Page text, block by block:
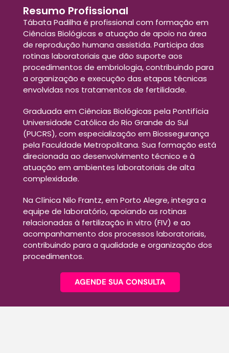
Resumo Profissional
Tábata Padilha é profissional com formação em
Ciências Biológicas e atuação de apoio na área
de reprodução humana assistida. Participa das
rotinas laboratoriais que dão suporte aos
procedimentos de embriologia, contribuindo para
a organização e execução das etapas técnicas
envolvidas nos tratamentos de fertilidade.
Graduada em Ciências Biológicas pela Pontifícia
Universidade Católica do Rio Grande do Sul
(PUCRS), com especialização em Biossegurança
pela Faculdade Metropolitana. Sua formação está
direcionada ao desenvolvimento técnico e à
atuação em ambientes laboratoriais de alta
complexidade.
Na Clínica Nilo Frantz, em Porto Alegre, integra a
equipe de laboratório, apoiando as rotinas
relacionadas à fertilização in vitro (FIV) e ao
acompanhamento dos processos laboratoriais,
contribuindo para a qualidade e organização dos
procedimentos.
AGENDE SUA CONSULTA